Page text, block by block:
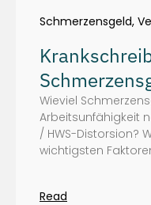
Schmerzensgeld,
Wieviel
Arbeitsunfähigkeit
/ HWS-Distorsion?
wichtigsten
Read